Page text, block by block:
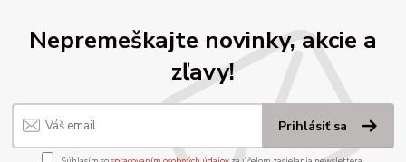
Nepremeškajte novinky, akcie a
zľavy!
Prihlásiť sa